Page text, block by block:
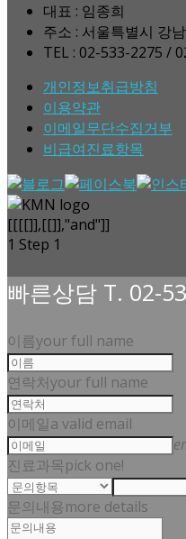
대표 : 임종희
주소 : 서울특별시 강
TEL : 02-533-2275 /
개인정보취급방침
이용약관
이메일무단수집거부
비급여진료항목
[[[[]],[[]],"and"]]
1 Step 1
빠른상담 T. 02-
이름your full name
연락처your full name
이메일a valid email
진료과목pick one!
문의내용more details